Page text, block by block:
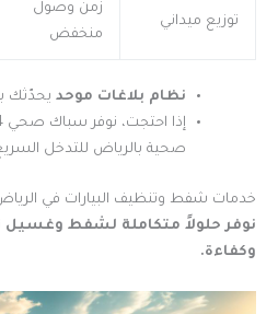
توزيع ميداني
زمن وصول
منخفض
نظام بلاغات موحديحدّثك
صحية بالرياض للتدخل
خدمات شفط وتنظيف البيارات في
نوفر حلولاً متكاملة لشفط
وكفاءة.